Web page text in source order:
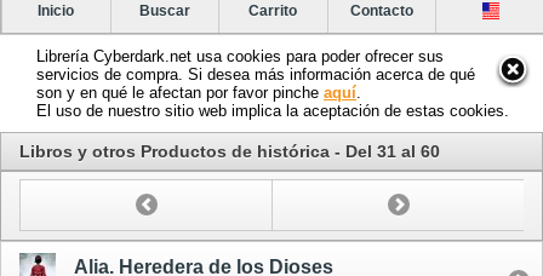
Inicio Buscar Carrito Contacto
Librería Cyberdark.net usa cookies para poder ofrecer sus
servicios de compra. Si desea más información acerca de qué
son y en qué le afectan por favor pinche aquí
El uso de nuestro sitio web implica la aceptación de estas cookies.
Libros y otros Productos de histórica - Del 31 al 60
Alia. Heredera de los Dioses